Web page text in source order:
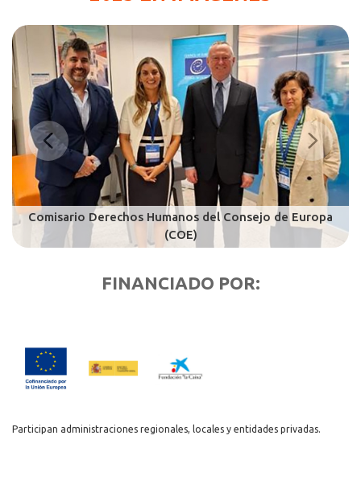
FINANCIADO POR:
Participan administraciones regionales, locales y entidades privadas.